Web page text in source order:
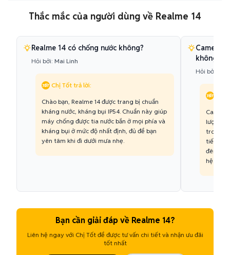
Thắc mắc của người dùng về Realme 14
Realme 14 có chống nước không?
Hỏi bởi: Mai Linh
Chị Tốt trả lời:
Chào bạn, Realme 14 được trang bị chuẩn
kháng nước, kháng bụi IP54. Chuẩn này giúp
máy chống được tia nước bắn ở mọi phía và
kháng bụi ở mức độ nhất định, đủ để bạn
yên tâm khi đi dưới mưa nhẹ.
Camera
không?
Hỏi bởi:
Camera
lượng
trong
tiết cao,
đêm
hệ
Bạn cần giải đáp về Realme 14?
Liên hệ ngay với Chị Tốt để được tư vấn chi tiết và nhận ưu đãi
tốt nhất